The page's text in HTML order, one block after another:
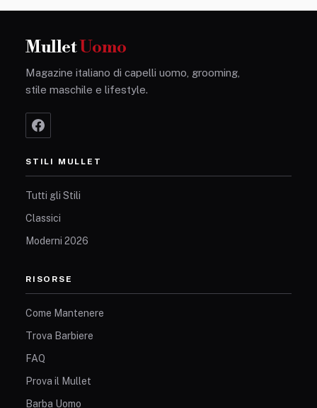
MulletUomo
Magazine italiano di capelli uomo, grooming,
stile maschile e lifestyle.
STILI MULLET
Tutti gli Stili
Classici
Moderni 2026
RISORSE
Come Mantenere
Trova Barbiere
FAQ
Prova il Mullet
Barba Uomo